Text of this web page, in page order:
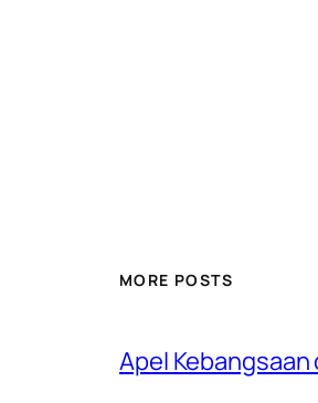
MORE POSTS
Apel Kebangsaan